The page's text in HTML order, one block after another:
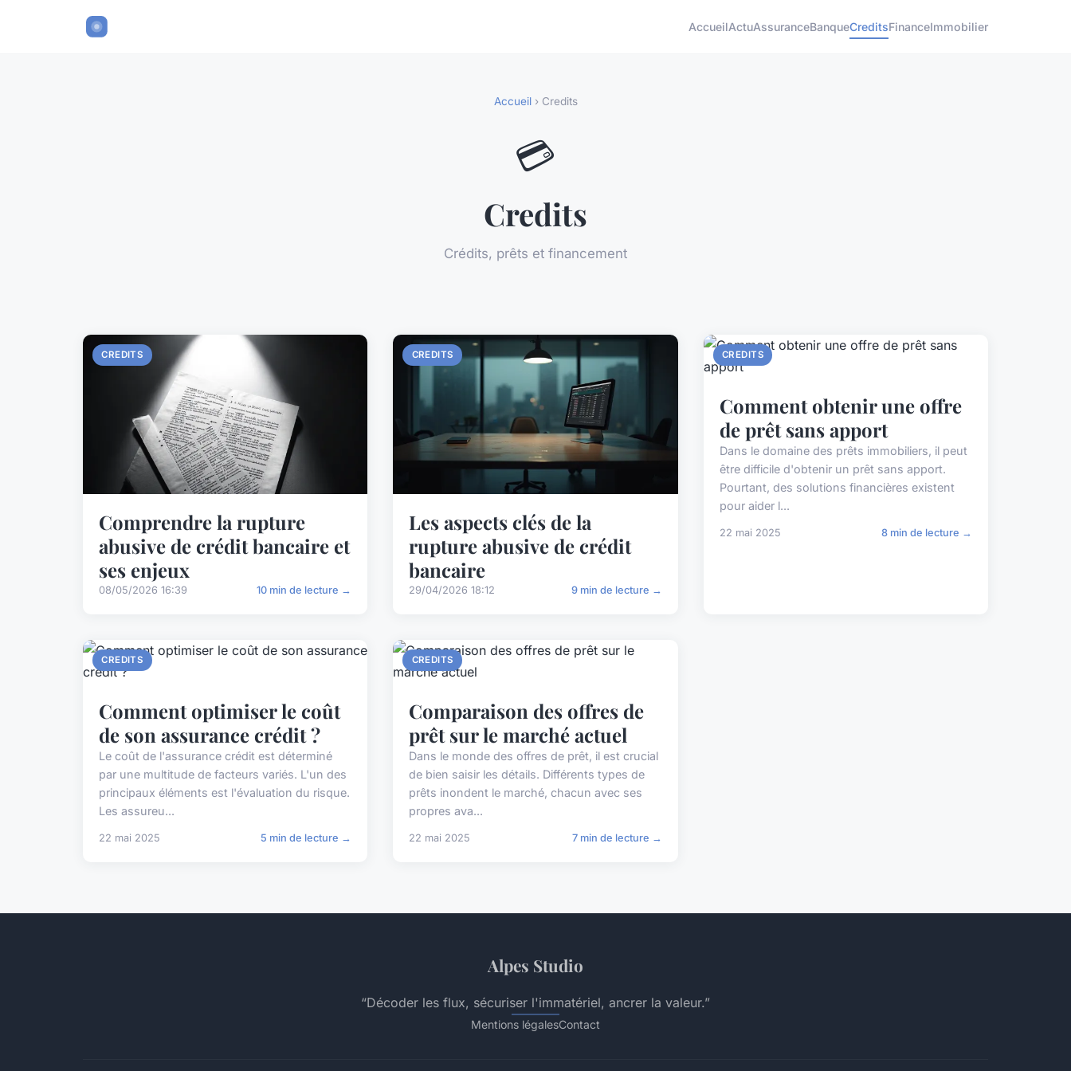
AccueilActuAssuranceBanqueCreditsFinanceImmobilier
Accueil› Credits
💳
Credits
Crédits, prêts et financement
CREDITS
Comprendre la rupture
abusive de crédit bancaire et
ses enjeux
08/05/2026 16:39 10 min de lecture →
CREDITS
Les aspects clés de la
rupture abusive de crédit
bancaire
29/04/2026 18:12 9 min de lecture →
CREDITS
Comment obtenir une offre
de prêt sans apport
Dans le domaine des prêts immobiliers, il peut
être difficile d'obtenir un prêt sans apport.
Pourtant, des solutions financières existent
pour aider l...
22 mai 2025 8 min de lecture →
CREDITS
Comment optimiser le coût
de son assurance crédit ?
Le coût de l'assurance crédit est déterminé
par une multitude de facteurs variés. L'un des
principaux éléments est l'évaluation du risque.
Les assureu...
22 mai 2025 5 min de lecture →
CREDITS
Comparaison des offres de
prêt sur le marché actuel
Dans le monde des offres de prêt, il est crucial
de bien saisir les détails. Différents types de
prêts inondent le marché, chacun avec ses
propres ava...
22 mai 2025 7 min de lecture →
Alpes Studio
“Décoder les flux, sécuriser l'immatériel, ancrer la valeur.”
Mentions légalesContact